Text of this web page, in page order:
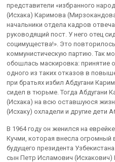
представители «избранного
(Исхака) Каримова
начальники отдела кадров
руководящий пост. У него отец
социмущества!». Это
коммунистическую партию. Так
обошлась маскировка: принятие
одного из таких отказов в
при братьях избил Абдугани
сидел в тюрьме. Тогда Абдугани
(Исхака) на всю оставшуюся
(Исхаку) охладели и другие дети
В 1964 году он женился на
Кучми, которая внесла
будущего президента
сын Петр Исламович